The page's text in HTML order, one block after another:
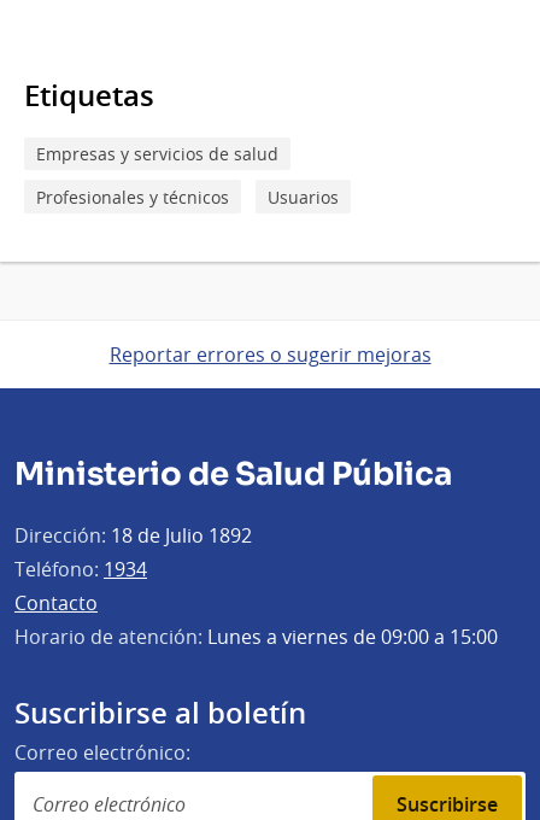
Etiquetas
Empresas y servicios de salud
Profesionales y técnicos
Usuarios
Reportar errores o sugerir mejoras
Ministerio de Salud Pública
Dirección: 18 de Julio 1892
Teléfono: 1934
Contacto
Horario de atención: Lunes a viernes de 09:00 a 15:00
Suscribirse al boletín
Correo electrónico:
Suscribirse